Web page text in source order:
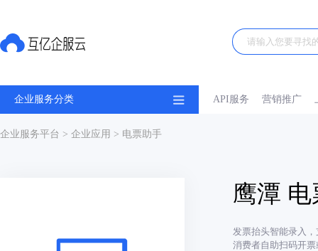
企业服务分类 API服务 营销推广
企业服务平台 > 企业应用 > 电票助手
鹰潭
发票抬头智能录入
消费者自助扫码开